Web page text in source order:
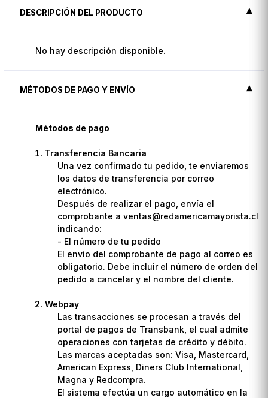
DESCRIPCIÓN DEL PRODUCTO
No hay descripción disponible.
MÉTODOS DE PAGO Y ENVÍO
Métodos de pago
Transferencia Bancaria
Una vez confirmado tu pedido, te enviaremos
los datos de transferencia por correo
electrónico.
Después de realizar el pago, envía el
comprobante a ventas@redamericamayorista.cl
indicando:
- El número de tu pedido
El envío del comprobante de pago al correo es
obligatorio. Debe incluir el número de orden del
pedido a cancelar y el nombre del cliente.
Webpay
Las transacciones se procesan a través del
portal de pagos de Transbank, el cual admite
operaciones con tarjetas de crédito y débito.
Las marcas aceptadas son: Visa, Mastercard,
American Express, Diners Club International,
Magna y Redcompra.
El sistema efectúa un cargo automático en la